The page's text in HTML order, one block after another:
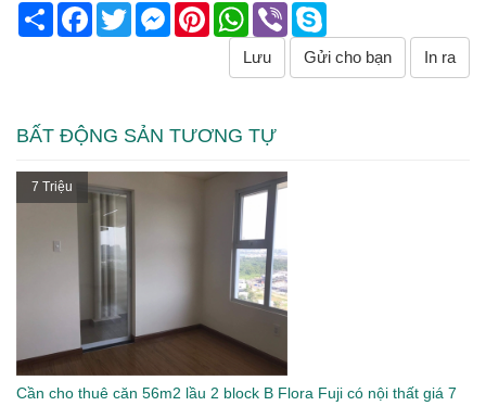
Share Facebook
TwitterMessenger
PinterestWhatsApp
Viber
Lưu Gửi cho bạn In ra
BẤT ĐỘNG SẢN TƯƠNG TỰ
7 Triệu
Cần cho thuê căn 56m2 lầu 2 block B Flora Fuji có nội thất giá 7